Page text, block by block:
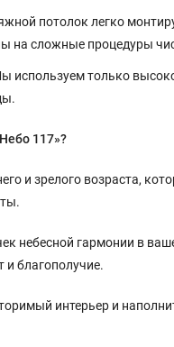
потолок легко
на сложные процедуры
используем только
117»?
и зрелого возраста,
небесной гармонии в
и благополучие.
интерьер и